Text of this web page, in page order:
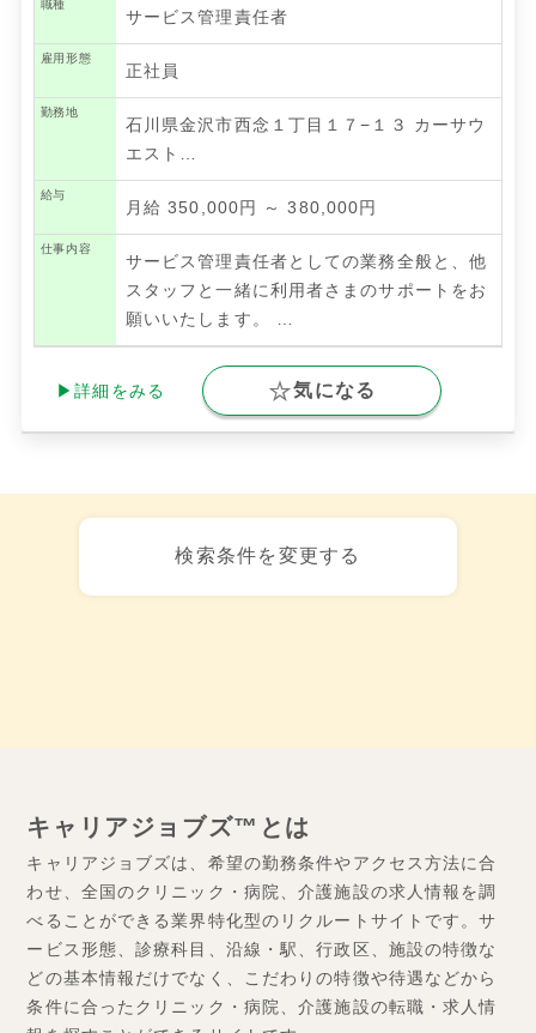
職種
サービス管理責任者
雇用形態
正社員
勤務地
石川県金沢市西念１丁目１７−１３ カーサウ
エスト…
給与
月給 350,000円 ～ 380,000円
仕事内容
サービス管理責任者としての業務全般と、他
スタッフと一緒に利用者さまのサポートをお
願いいたします。
▶詳細をみる 気になる
検索条件を変更する
キャリアジョブズ™とは
キャリアジョブズは、希望の勤務条件やアクセス方法に合
わせ、全国のクリニック・病院、介護施設の求人情報を調
べることができる業界特化型のリクルートサイトです。サ
ービス形態、診療科目、沿線・駅、行政区、施設の特徴な
どの基本情報だけでなく、こだわりの特徴や待遇などから
条件に合ったクリニック・病院、介護施設の転職・求人情